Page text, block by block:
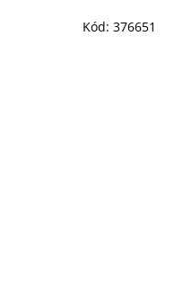
Kód: 376651